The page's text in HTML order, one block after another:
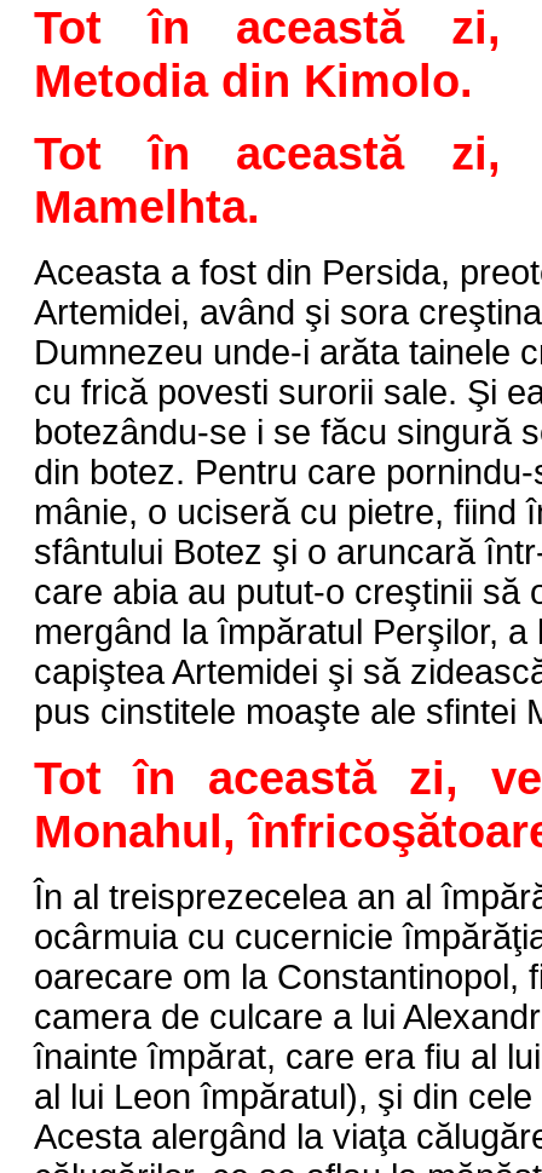
Tot în această zi,
Metodia din Kimolo.
Tot în această zi,
Mamelhta.
Aceasta a fost din Persida,
Artemidei, având şi sora
Dumnezeu unde-i arăta tainele
cu frică povesti surorii sale. Şi
botezându-se i se făcu singură
din botez. Pentru care
mânie, o uciseră cu pietre, fiind
sfântului Botez şi o aruncară
care abia au putut-o creştinii să
mergând la împăratul Perşilor,
capiştea Artemidei şi să
pus cinstitele moaşte ale sfintei
Tot în această zi,
Monahul,
În al treisprezecelea an al
ocârmuia cu cucernicie
oarecare om la Constantinopol,
camera de culcare a lui
înainte împărat, care era fiu al
al lui Leon împăratul), şi din
Acesta alergând la viaţa